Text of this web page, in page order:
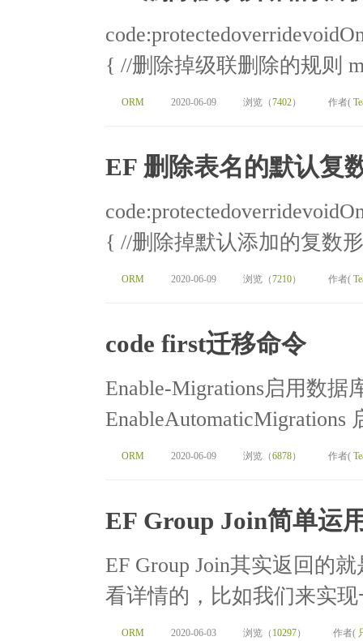
{ //删除掉级联删除的规则
ORM 2020-06-09 浏览（7402） 作者(
EF 删除表名的默认复
{ //删除掉默认添加的复数
ORM 2020-06-09 浏览（7210） 作者(
code first迁移命令
Enable-Migrations启用数据
EnableAutomaticMigrations
ORM 2020-06-09 浏览（6878） 作者(
EF Group Join简单运
EF Group Join其实返回的
看详情的，比如我们来实
ORM 2020-06-03 浏览（ 10297） 作者(